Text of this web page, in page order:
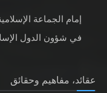
إمام الجماعة
في شؤون الدول
عقائد، مفاهيم وحقائق